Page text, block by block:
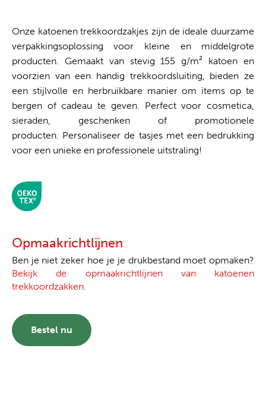
Onze katoenen trekkoordzakjes zijn de ideale duurzame
verpakkingsoplossing voor kleine en middelgrote
producten. Gemaakt van stevig 155 g/m² katoen en
voorzien van een handig trekkoordsluiting, bieden ze
een stijlvolle en herbruikbare manier om items op te
bergen of cadeau te geven. Perfect voor cosmetica,
sieraden, geschenken of promotionele
producten. Personaliseer de tasjes met een bedrukking
voor een unieke en professionele uitstraling!
Opmaakrichtlijnen
Ben je niet zeker hoe je je drukbestand moet opmaken?
Bekijk de opmaakrichtlijnen van katoenen
trekkoordzakken.
Bestel nu